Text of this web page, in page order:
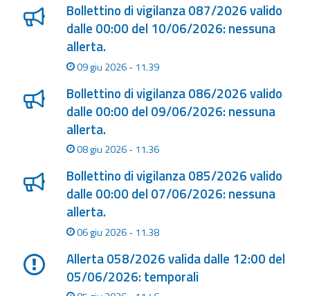
Strumenti
Operativi
Report
Aggiornamenti
Informazioni
Domande
frequenti
Guida per gli
Bollettino di vigilanza 087/2026 valido
dalle 00:00 del 10/06/2026: nessuna
allerta.
09 giu 2026 - 11.39
Bollettino di vigilanza 086/2026 valido
dalle 00:00 del 09/06/2026: nessuna
allerta.
08 giu 2026 - 11.36
Bollettino di vigilanza 085/2026 valido
dalle 00:00 del 07/06/2026: nessuna
allerta.
06 giu 2026 - 11.38
Allerta 058/2026 valida dalle 12:00 del
05/06/2026: temporali